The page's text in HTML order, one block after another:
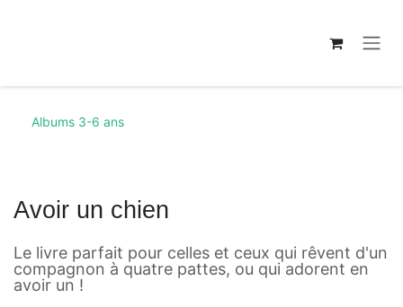
Albums 3-6 ans
Avoir un chien
Le livre parfait pour celles et ceux qui rêvent d'un
compagnon à quatre pattes, ou qui adorent en
avoir un !